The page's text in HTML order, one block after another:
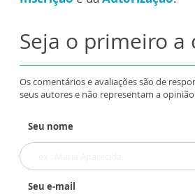
Seja o primeiro a
Os comentários e avaliações são de
seus autores e não representam a
Seu nome
Seu e-mail